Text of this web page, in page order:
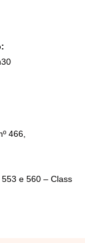
466,
e 560 – Class